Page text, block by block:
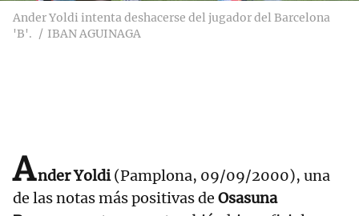
Ander Yoldi intenta deshacerse del jugador del Barcelona
'B'.
IBAN AGUINAGA
Ander Yoldi(Pamplona, 09/09/2000), una
de las notas más positivas de Osasuna